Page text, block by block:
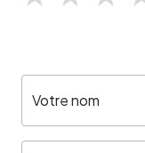
Votre nom